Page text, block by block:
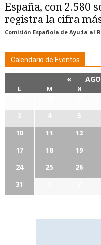
España, con 2.580
registra la cifra
Comisión Española de Ayuda al
Calendario de Eventos
«
L
M X
3
4 5
10
11 12
17
18 19
24
25 26
31